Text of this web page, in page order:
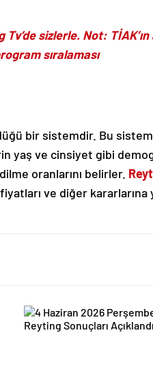
sizlerle. Not: TİAK’ın
sıralaması
bir sistemdir. Bu
yaş ve cinsiyet gibi
oranlarını belirler.
ve diğer kararlarına